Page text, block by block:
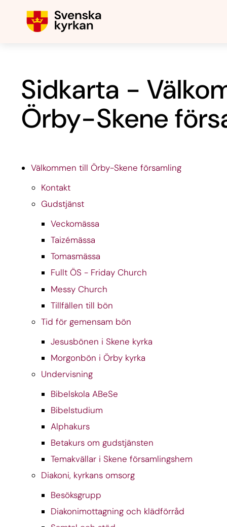
Sidkarta -
Örby-Skene
Välkommen till Örby-Skene församling
Kontakt
Gudstjänst
Veckomässa
Taizémässa
Tomasmässa
Fullt ÖS - Friday Church
Messy Church
Tillfällen till bön
Tid för gemensam bön
Jesusbönen i Skene kyrka
Morgonbön i Örby kyrka
Undervisning
Bibelskola ABeSe
Bibelstudium
Alphakurs
Betakurs om gudstjänsten
Temakvällar i Skene församlingshem
Diakoni, kyrkans omsorg
Besöksgrupp
Diakonimottagning och klädförråd